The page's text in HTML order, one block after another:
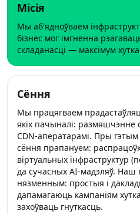
Місія
Мы аб'ядноўваем
бізнес мог імгненна
складанасці — максімум
Сёння
Мы працягваем
якіх пачыналі: размяшчэнне
CDN‑аператарамі. Пры
сёння прапануем:
віртуальных інфраструктур
да сучасных AI‑мадэляў. Наш
нязменным: простыя і
дапамагаюць кампаніям
захоўваць гнуткасць.